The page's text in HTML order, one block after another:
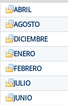
ABRIL
AGOSTO
DICIEMBRE
ENERO
FEBRERO
JULIO
JUNIO